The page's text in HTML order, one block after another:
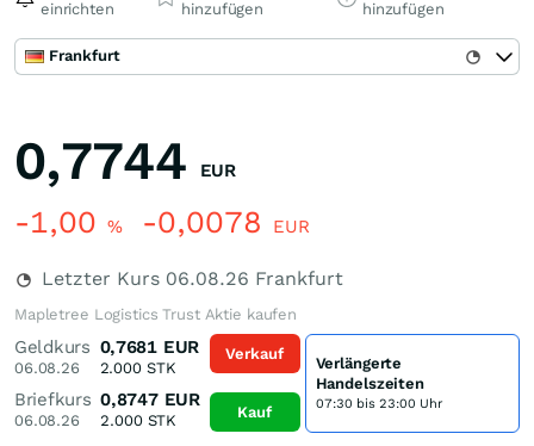
einrichten
hinzufügen
hinzufügen
Frankfurt
0,7744 EUR
-1,00 % -0,0078 EUR
Letzter Kurs 06.08.26 Frankfurt
Mapletree Logistics Trust Aktie kaufen
Geldkurs
06.08.26
0,7681 EUR
2.000STK
Briefkurs
06.08.26
0,8747 EUR
2.000STK
Verkauf
Kauf
Verlängerte
Handelszeiten
07:30 bis 23:00 Uhr